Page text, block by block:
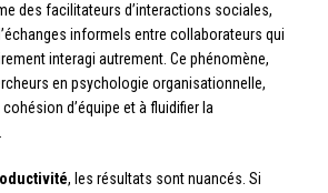
des facilitateurs d’interactions sociales,
informels entre collaborateurs qui
interagi autrement. Ce phénomène,
en psychologie organisationnelle,
d’équipe et à fluidifier la
, les résultats sont nuancés. Si